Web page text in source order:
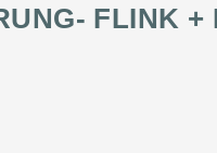
FLINK +